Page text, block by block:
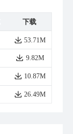
下载
53.71M
9.82M
10.87M
26.49M